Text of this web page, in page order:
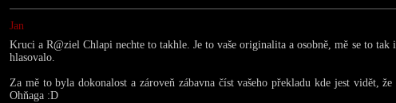
Jan
Kruci a R@ziel Chlapi nechte to takhle. Je to vaše originalita a osobně, mě se to
hlasovalo.
Za mě to byla dokonalost a zároveň zábavna číst vašeho překladu kde jest vidět,
Ohňaga :D